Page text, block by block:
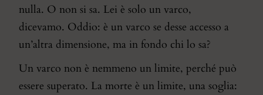
nulla. O non si sa. Lei è solo un varco,
dicevamo. Oddio: è un varco se desse accesso a
un’altra dimensione, ma in fondo chi lo sa?
Un varco non è nemmeno un limite, perché può
essere superato. La morte è un limite, una soglia: